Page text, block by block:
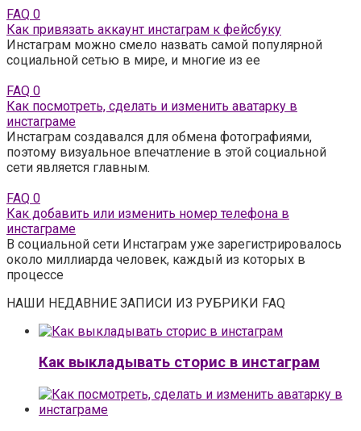
FAQ 0
Как привязать аккаунт инстаграм к фейсбуку
Инстаграм можно смело назвать самой популярной
социальной сетью в мире, и многие из ее
FAQ 0
Как посмотреть, сделать и изменить аватарку в
инстаграме
Инстаграм создавался для обмена фотографиями,
поэтому визуальное впечатление в этой социальной
сети является главным.
FAQ 0
Как добавить или изменить номер телефона в
инстаграме
В социальной сети Инстаграм уже зарегистрировалось
около миллиарда человек, каждый из которых в
процессе
НАШИ НЕДАВНИЕ ЗАПИСИ ИЗ РУБРИКИ FAQ
Как выкладывать сторис в инстаграм